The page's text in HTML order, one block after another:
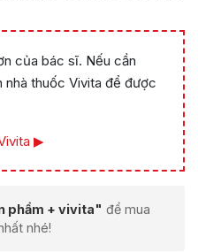
của bác sĩ. Nếu cần
nhà thuốc Vivita để được
▶
phẩm + vivita" để mua
nhé!